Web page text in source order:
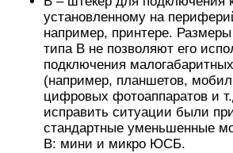
установленному на
например, принтере. Размеры
типа В не позволяют его
подключения
(например, планшетов,
цифровых фотоаппаратов и
исправить ситуации были
стандартные уменьшенные
В: мини и микро ЮСБ.